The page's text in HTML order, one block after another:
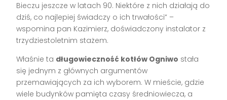
Bieczu jeszcze w latach 90. Niektóre z nich działają do
dziś, co najlepiej świadczy o ich trwałości” –
wspomina pan Kazimierz, doświadczony instalator z
trzydziestoletnim stażem.
Właśnie ta długowieczność kotłów Ogniwo stała
się jednym z głównych argumentów
przemawiających za ich wyborem. W mieście, gdzie
wiele budynków pamięta czasy średniowiecza, a